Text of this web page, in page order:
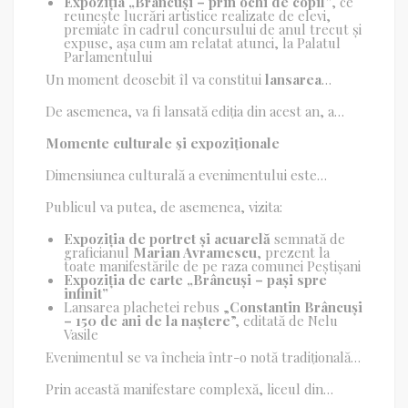
reunește lucrări artistice realizate de elevi,
premiate în cadrul concursului de anul trecut și
expuse, așa cum am relatat atunci, la Palatul
Parlamentului
Un moment deosebit îl va constitui lansarea
liceului din Peștișani, coordonată de prof. Nicolae
Gabriel Sarcină(redactor-șef), alături de eleva
Andra Mălina Schinteie (redactor-șef adjunct) și
prof.Liliana Marinela Iliescu, director adjunct.
De asemenea, va fi lansată ediția din acest an, a
devenit tradiție la nivelul liceului, menit să
stimuleze creativitatea și interesul elevilor pentru
opera sculptorului. Concursul se va desfășura, în
toată perioada până în martie, când lucrările
Momente culturale și expoziționale
Dimensiunea culturală a evenimentului este
„Constantin Brâncuși”, susținut de prof.
Lungescuși membri ai Cenaclului „Hohote” din
Târgu Jiu, alături de invitați din lumea literară.
Publicul va putea, de asemenea, vizita:
Expoziția de portret și acuarelă semnată de
graficianul Marian Avramescu, prezent la
toate manifestările de pe raza comunei Peștișani
Expoziția de carte „Brâncuși – pași spre
infinit”
Lansarea plachetei rebus „Constantin Brâncuși
– 150 de ani de la naștere”, editată de Nelu
Vasile
Evenimentul se va încheia într-o notă tradițională
susținut de Ansamblul Folcloric „Emilia Bubulac”
din Peștișani, coordonat de coregrafiiAdriana și
Prin această manifestare complexă, liceul din